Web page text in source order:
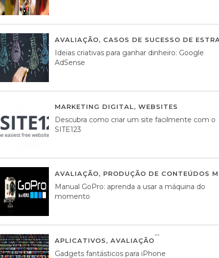
AVALIAÇÃO, CASOS DE SUCESSO DE
Ideias criativas para ganhar dinheiro: Google
AdSense
MARKETING DIGITAL, WEBSITES
Descubra como criar um site facilmente com o
SITE123
AVALIAÇÃO, PRODUÇÃO DE CONTEÚDOS
Manual GoPro: aprenda a usar a máquina do
momento
APLICATIVOS, AVALIAÇÃO
Gadgets fantásticos para iPhone